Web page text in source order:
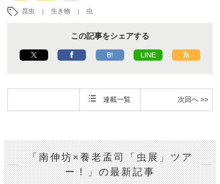
昆虫 生き物 虫
この記事をシェアする
B! LINE
連載一覧 次回へ >>
「南伸坊×養老孟司「虫展」ツア
ー！」の最新記事